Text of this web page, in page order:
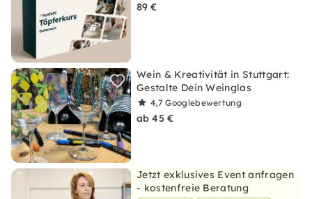
89 €
Wein & Kreativität in Stuttgart:
Gestalte Dein Weinglas
4,7Googlebewertung
ab 45 €
Jetzt exklusives Event anfragen
- kostenfreie Beratung